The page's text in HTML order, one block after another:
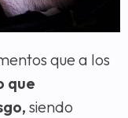
que a los
que
siendo